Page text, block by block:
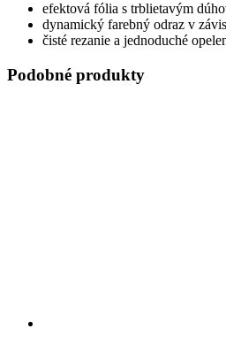
efektová fólia s trblietavým
dynamický farebný odraz v
čisté rezanie a jednoduché
Podobné produkty